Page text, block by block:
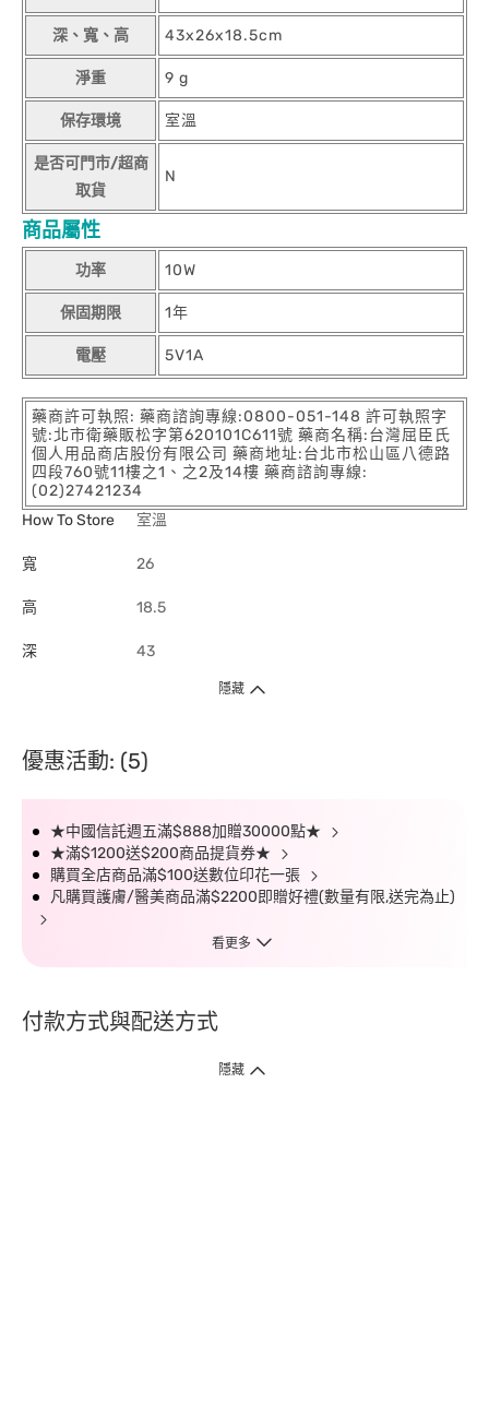
深、寬、高 43x26x18.5cm
淨重 9 g
保存環境 室溫
是否可門市/超商
取貨
N
商品屬性
功率 10W
保固期限 1年
電壓 5V1A
藥商許可執照: 藥商諮詢專線:0800-051-148 許可執照字
號:北市衛藥販松字第620101C611號 藥商名稱:台灣屈臣氏
個人用品商店股份有限公司 藥商地址:台北市松山區八德路
四段760號11樓之1、之2及14樓 藥商諮詢專線:
(02)27421234
How To Store
室溫
寬 26
高 18.5
深 43
隱藏
優惠活動: (5)
★中國信託週五滿$888加贈30000點★
★滿$1200送$200商品提貨券★
購買全店商品滿$100送數位印花一張
凡購買護膚/醫美商品滿$2200即贈好禮(數量有限,送完為止)
看更多
付款方式與配送方式
隱藏